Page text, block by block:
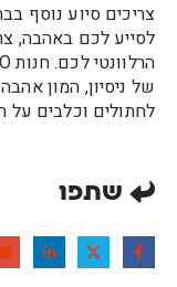
צריכים סיוע נוסף
לסייע לכם באהבה,
של ניסיון, המון
לחתולים וכלבים על
שתפו